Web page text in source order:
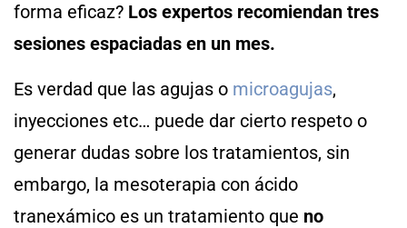
forma eficaz? Los expertos recomiendan tres
sesiones espaciadas en un mes.
Es verdad que las agujas o microagujas,
inyecciones etc… puede dar cierto respeto o
generar dudas sobre los tratamientos, sin
embargo, la mesoterapia con ácido
tranexámico es un tratamiento que no